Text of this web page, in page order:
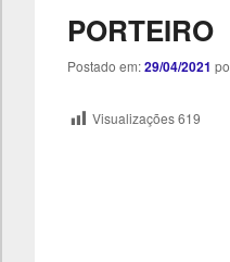
PORTEIRO
Postado em:29/04/2021
Visualizações619